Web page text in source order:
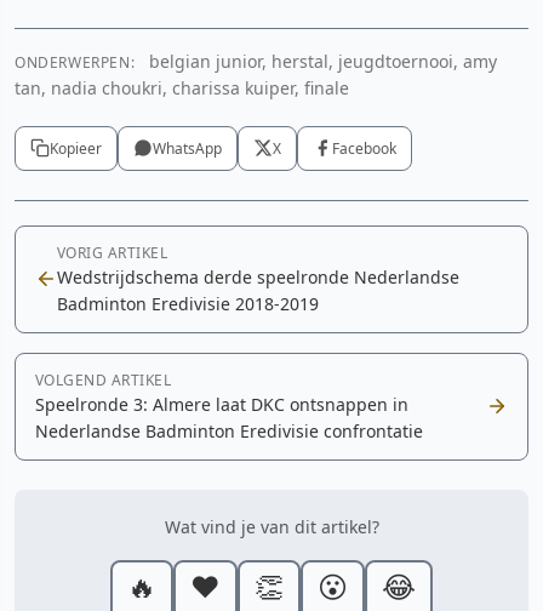
ONDERWERPEN:
belgian junior, herstal, jeugdtoernooi, amy
tan, nadia choukri, charissa kuiper, finale
Kopieer WhatsApp X Facebook
VORIG ARTIKEL
Wedstrijdschema derde speelronde Nederlandse
Badminton Eredivisie 2018-2019
VOLGEND ARTIKEL
Speelronde 3: Almere laat DKC ontsnappen in
Nederlandse Badminton Eredivisie confrontatie
Wat vind je van dit artikel?
🔥 ❤️ 👏 😮 😂